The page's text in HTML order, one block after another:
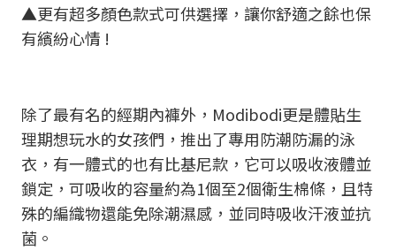
▲更有超多顏色款式可供選擇，讓你舒適之餘也保
有繽紛心情 !
除了最有名的經期內褲外，Modibodi更是體貼生
理期想玩水的女孩們，推出了專用防潮防漏的泳
衣，有一體式的也有比基尼款，它可以吸收液體並
鎖定，可吸收的容量約為1個至2個衛生棉條，且特
殊的編織物還能免除潮濕感，並同時吸收汗液並抗
菌。